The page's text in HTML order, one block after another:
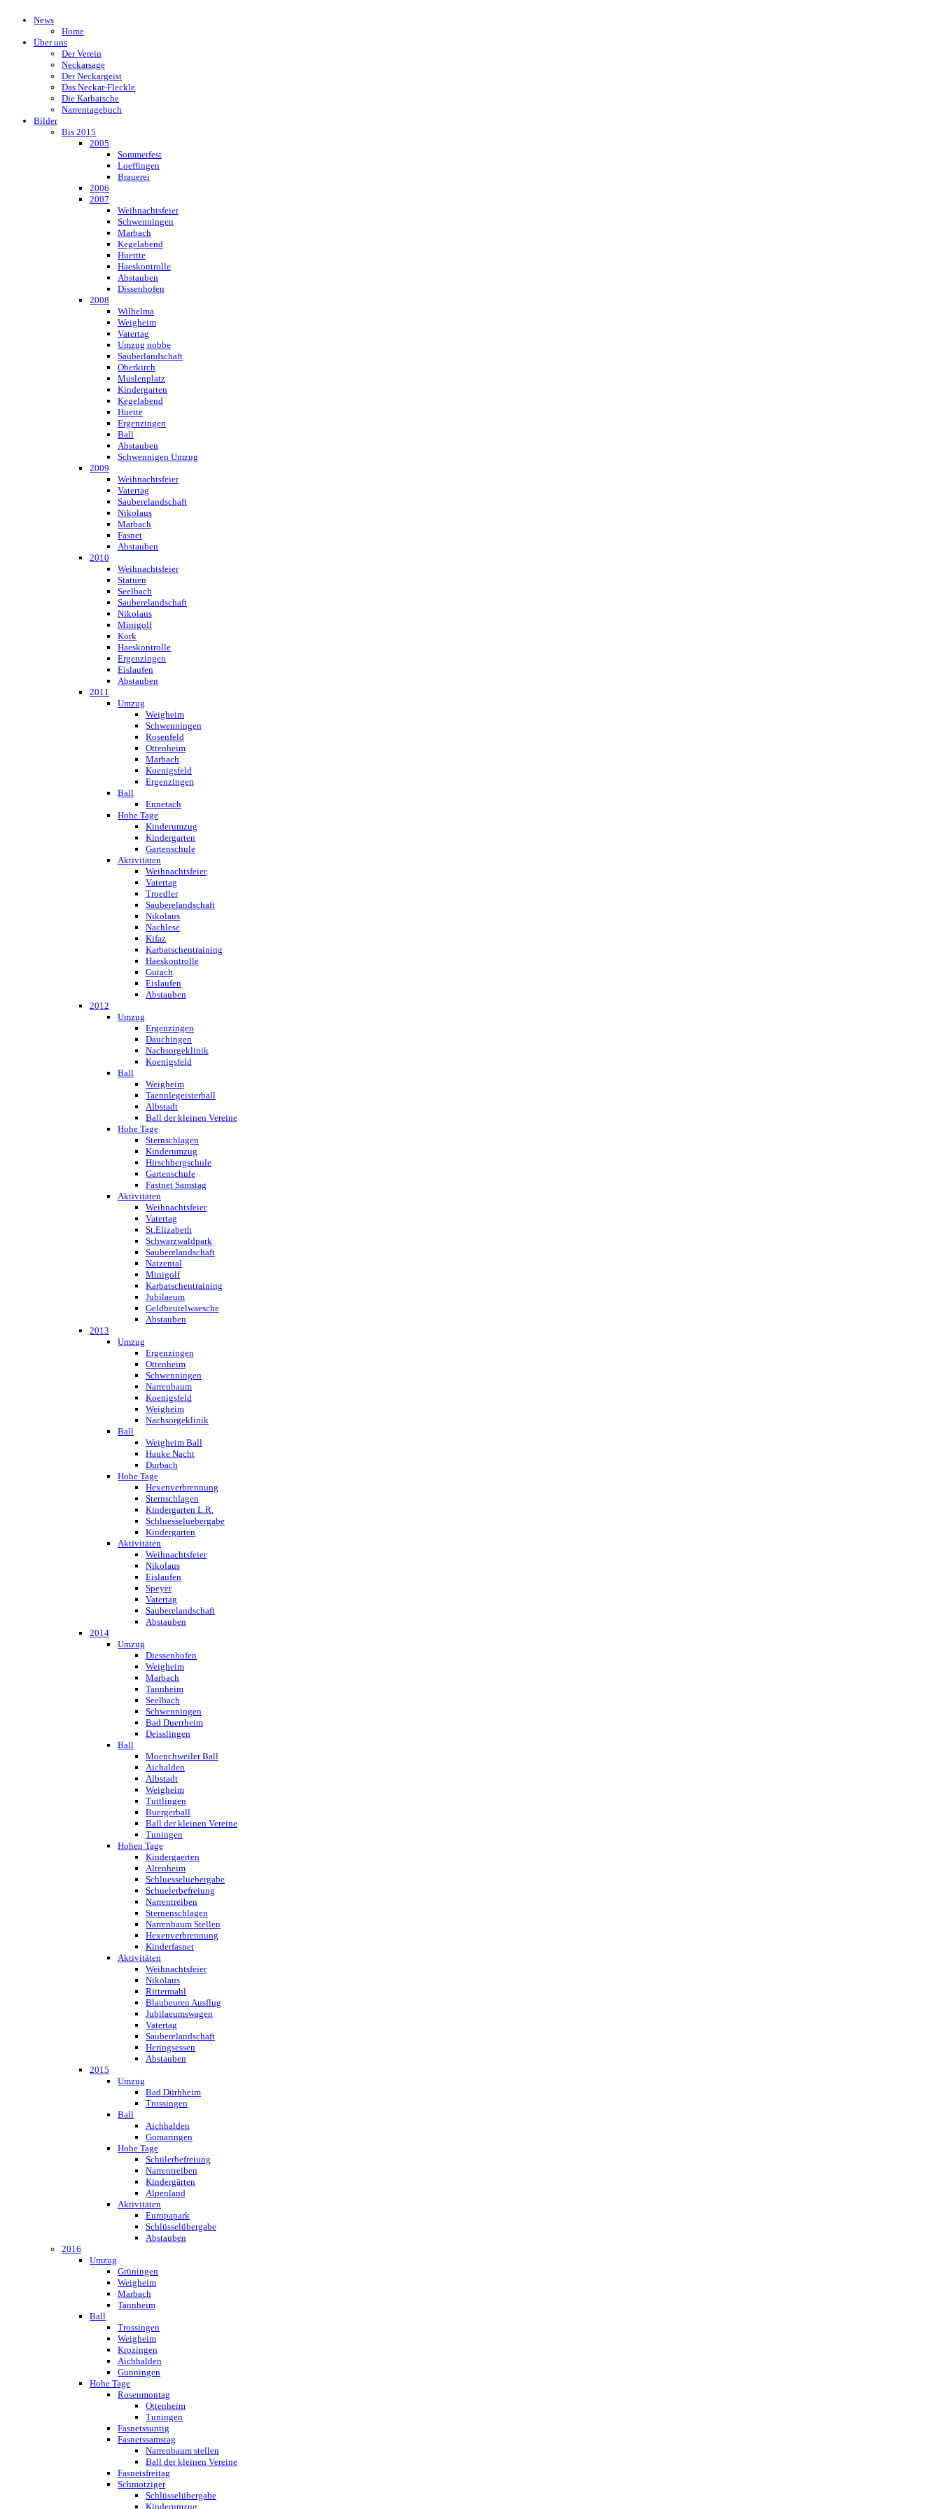
News
Home
Über uns
Der Verein
Neckarsage
Der Neckargeist
Das Neckar-Fleckle
Die Karbatsche
Narrentagebuch
Bilder
Bis 2015
2005
Sommerfest
Loeffingen
Brauerei
2006
2007
Weihnachtsfeier
Schwenningen
Marbach
Kegelabend
Huettte
Haeskontrolle
Abstauben
Dissenhofen
2008
Wilhelma
Weigheim
Vatertag
Umzug nobbe
Sauberlandschaft
Oberkirch
Muslenplatz
Kindergarten
Kegelabend
Huette
Ergenzingen
Ball
Abstauben
Schwennigen Umzug
2009
Weihnachtsfeier
Vatertag
Sauberelandschaft
Nikolaus
Marbach
Fasnet
Abstauben
2010
Weihnachtsfeier
Statuen
Seelbach
Sauberelandschaft
Nikolaus
Minigolf
Kork
Haeskontrolle
Ergenzingen
Eislaufen
Abstauben
2011
Umzug
Weigheim
Schwenningen
Rosenfeld
Ottenheim
Marbach
Koenigsfeld
Ergenzingen
Ball
Ennetach
Hohe Tage
Kinderumzug
Kindergarten
Gartenschule
Aktivitäten
Weihnachtsfeier
Vatertag
Troedler
Sauberelandschaft
Nikolaus
Nachlese
Kifaz
Karbatschentraining
Haeskontrolle
Gutach
Eislaufen
Abstauben
2012
Umzug
Ergenzingen
Dauchingen
Nachsorgeklinik
Koenigsfeld
Ball
Weigheim
Taennlegeisterball
Albstadt
Ball der kleinen Vereine
Hohe Tage
Sternschlagen
Kinderumzug
Hirschbergschule
Gartenschule
Fastnet Samstag
Aktivitäten
Weihnachtsfeier
Vatertag
St.Elizabeth
Schwarzwaldpark
Sauberelandschaft
Natzental
Minigolf
Karbatschentraining
Jubilaeum
Geldbeutelwaesche
Abstauben
2013
Umzug
Ergenzingen
Ottenheim
Schwenningen
Narrenbaum
Koenigsfeld
Weigheim
Nachsorgeklinik
Ball
Weigheim Ball
Hauke Nacht
Durbach
Hohe Tage
Hexenverbrennung
Sternschlagen
Kindergarten L.R.
Schluesseluebergabe
Kindergarten
Aktivitäten
Weihnachtsfeier
Nikolaus
Eislaufen
Speyer
Vatertag
Sauberelandschaft
Abstauben
2014
Umzug
Diessenhofen
Weigheim
Marbach
Tannheim
Seelbach
Schwenningen
Bad Duerrheim
Deisslingen
Ball
Moenchweiler Ball
Aichalden
Albstadt
Weigheim
Tuttlingen
Buergerball
Ball der kleinen Vereine
Tuningen
Hohen Tage
Kindergaerten
Altenheim
Schluesseluebergabe
Schuelerbefreiung
Narrentreiben
Sternenschlagen
Narrenbaum Stellen
Hexenverbrennung
Kinderfasnet
Aktivitäten
Weihnachtsfeier
Nikolaus
Rittermahl
Blaubeuren Ausflug
Jubilaeumswagen
Vatertag
Sauberelandschaft
Heringsessen
Abstauben
2015
Umzug
Bad Dürhheim
Trossingen
Ball
Aichhalden
Gomaringen
Hohe Tage
Schülerbefreiung
Narrentreiben
Kindergärten
Alpenland
Aktivitäten
Europapark
Schlüsselübergabe
Abstauben
2016
Umzug
Grüningen
Weigheim
Marbach
Tannheim
Ball
Trossingen
Weigheim
Krozingen
Aichhalden
Gunningen
Hohe Tage
Rosenmontag
Ottenheim
Tuningen
Fasnetssuntig
Fasnetssamstag
Narrenbaum stellen
Ball der kleinen Vereine
Fasnetsfreitag
Schmotziger
Schlüsselübergabe
Kinderumzug